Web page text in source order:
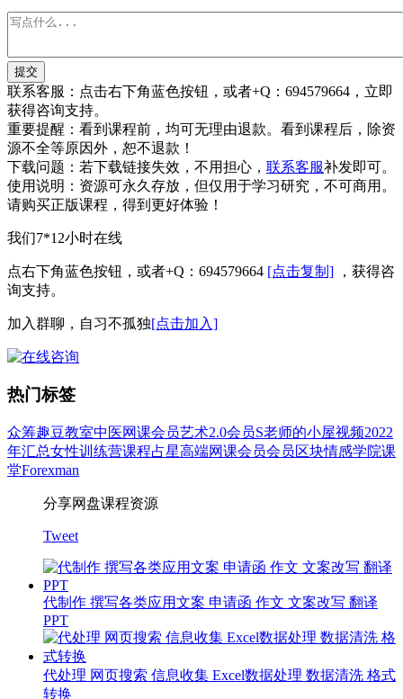
提交
联系客服： 点击右下角蓝色按钮，或者+Q：694579664，立即
获得咨询支持。
重要提醒： 看到课程前，均可无理由退款。看到课程后，除资
源不全等原因外，恕不退款！
下载问题： 若下载链接失效，不用担心， 联系客服补发即可。
使用说明： 资源可永久存放，但仅用于学习研究，不可商用。
请购买正版课程，得到更好体验！
我们7*12小时在线
点右下角蓝色按钮，或者+Q：694579664 [点击复制] ，获得咨
询支持。
加入群聊，自习不孤独[点击加入]
热门标签
众筹趣豆教室中医网课会员艺术2.0会员S老师的小屋视频2022
年汇总女性训练营课程占星高端网课会员会员区块情感学院课
堂Forexman
分享网盘课程资源
Tweet
代制作 撰写各类应用文案 申请函 作文 文案改写 翻译
PPT
代处理 网页搜索 信息收集 Excel数据处理 数据清洗 格式
转换